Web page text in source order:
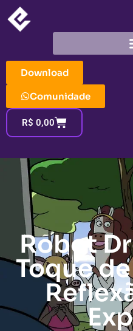
Download
Comunidade
R$ 0,00
Robot
Toque